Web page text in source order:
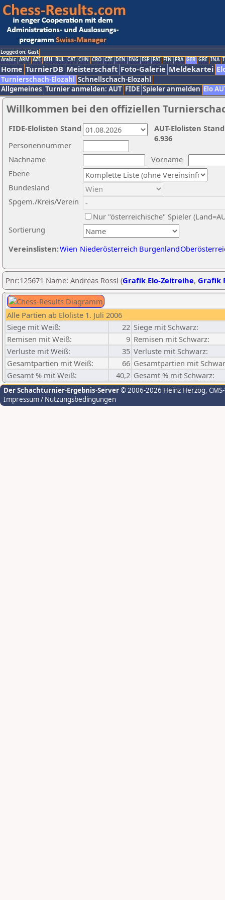
Logged on: Gast
Arabic ARM AZE BIH BUL CAT CHN CRO CZE DEN ENG ESP FAI FIN FRA GER GRE INA
Home TurnierDB Meisterschaft Foto-Galerie Meldekartei
Turnierschach-Elozahl Schnellschach-Elozahl
Allgemeines Turnier anmelden: AUT FIDE Spieler anmelden Elo
Willkommen bei den offiziellen
Nachname
Vorname
Ebene
Sortierung
Personennummer
Bundesland
Spgem./Kreis/Verein
Nur "österreichische" Spieler
Vereinslisten:Wien Niederösterreich Burgenland
AUT-Elolisten
6.936
FIDE-Elolisten Stand
Pnr:125671 Name: Andreas Rössl (Grafik Elo-Zeitreihe, Grafik
Alle Partien ab Eloliste 1. Juli 2006
Siege mit Weiß:
22 Siege mit Schwarz:
Remisen mit Weiß:
9 Remisen mit Schwarz:
Verluste mit Weiß:
35 Verluste mit Schwarz:
Gesamtpartien mit Weiß:
66 Gesamtpartien mit
Gesamt % mit Weiß:
40,2 Gesamt % mit Schwarz:
Der Schachturnier-Ergebnis-Server© 2006-2026 Heinz Herzog,
Impressum / Nutzungsbedingungen